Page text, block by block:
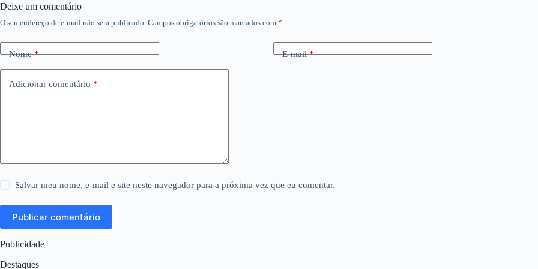
Deixe um comentário
O seu endereço de e-mail não será publicado. Campos obrigatórios são marcados com *
Nome* E-mail*
Adicionar comentário *
Salvar meu nome, e-mail e site neste navegador para a próxima vez que eu comentar.
Publicar comentário
Publicidade
Destaques